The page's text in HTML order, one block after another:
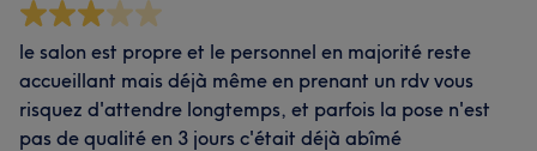
le salon est propre et le personnel en majorité reste
accueillant mais déjà même en prenant un rdv vous
risquez d'attendre longtemps, et parfois la pose n'est
pas de qualité en 3 jours c'était déjà abîmé